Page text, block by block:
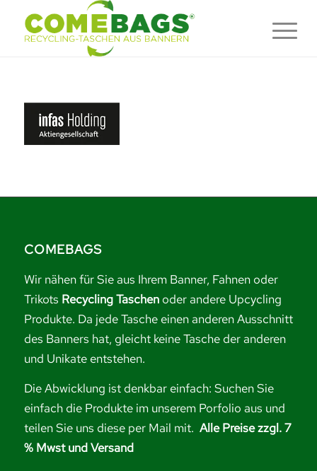
COMEBAGS
Wir nähen für Sie aus Ihrem Banner, Fahnen oder
Trikots Recycling Taschenoder andere Upcycling
Produkte. Da jede Tasche einen anderen Ausschnitt
des Banners hat, gleicht keine Tasche der anderen
und Unikate entstehen.
Die Abwicklung ist denkbar einfach: Suchen Sie
einfach die Produkte im unserem Porfolio aus und
teilen Sie uns diese per Mail mit. Alle Preise zzgl. 7
% Mwst und Versand